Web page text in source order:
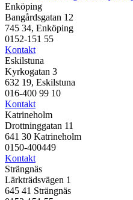
Enköping
Bangårdsgatan 12
745 34, Enköping
0152-151 55
Kontakt
Eskilstuna
Kyrkogatan 3
632 19, Eskilstuna
016-400 99 10
Kontakt
Katrineholm
Drottninggatan 11
641 30 Katrineholm
0150-400449
Kontakt
Strängnäs
Lärkträdsvägen 1
645 41 Strängnäs